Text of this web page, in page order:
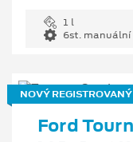
1 l
6st. manuální
NOVÝ
Ford